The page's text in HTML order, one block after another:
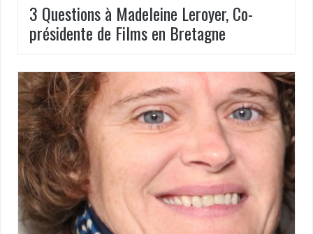
3 Questions à Madeleine Leroyer, Co-
présidente de Films en Bretagne